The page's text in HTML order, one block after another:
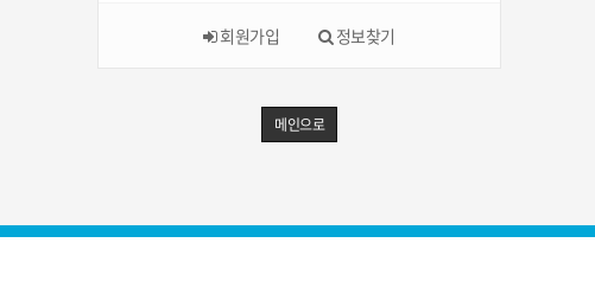
회원가입 정보찾기
메인으로